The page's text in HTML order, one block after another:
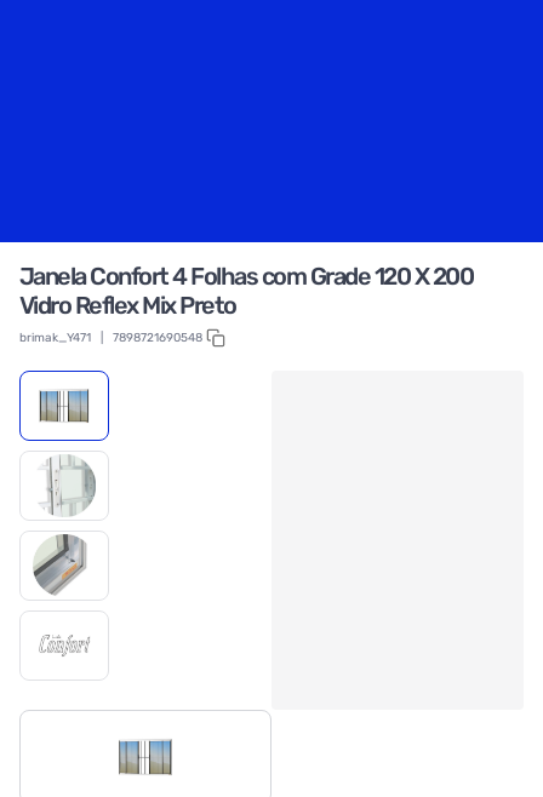
Janela Confort 4 Folhas com Grade 120 X 200
Vidro Reflex Mix Preto
brimak_Y471 7898721690548